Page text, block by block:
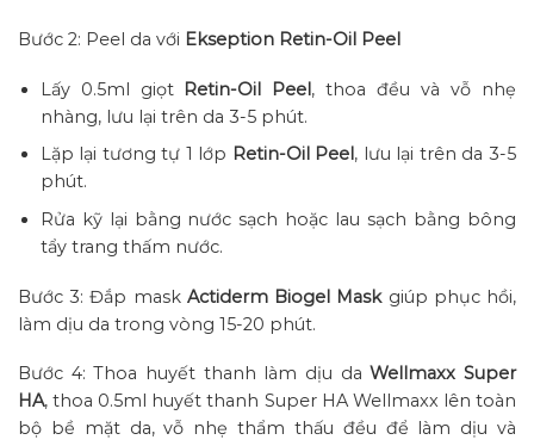
Bước 2: Peel da với Ekseption Retin-Oil Peel
Lấy 0.5ml giọt Retin-Oil Peel, thoa đều và vỗ nhẹ
nhàng, lưu lại trên da 3-5 phút.
Lặp lại tương tự 1 lớp Retin-Oil Peel, lưu lại trên da 3-5
phút.
Rửa kỹ lại bằng nước sạch hoặc lau sạch bằng bông
tẩy trang thấm nước.
Bước 3: Đắp mask Actiderm Biogel Maskgiúp phục hồi,
làm dịu da trong vòng 15-20 phút.
Bước 4: Thoa huyết thanh làm dịu daWellmaxx Super
HA, thoa 0.5ml huyết thanh Super HA Wellmaxx lên toàn
bộ bề mặt da, vỗ nhẹ thẩm thấu đều để làm dịu và